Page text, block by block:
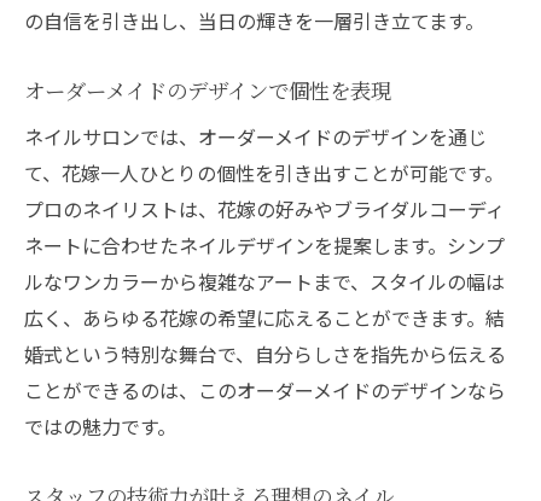
の自信を引き出し、当日の輝きを一層引き立てます。
オーダーメイドのデザインで個性を表現
ネイルサロンでは、オーダーメイドのデザインを通じ
て、花嫁一人ひとりの個性を引き出すことが可能です。
プロのネイリストは、花嫁の好みやブライダルコーディ
ネートに合わせたネイルデザインを提案します。シンプ
ルなワンカラーから複雑なアートまで、スタイルの幅は
広く、あらゆる花嫁の希望に応えることができます。結
婚式という特別な舞台で、自分らしさを指先から伝える
ことができるのは、このオーダーメイドのデザインなら
ではの魅力です。